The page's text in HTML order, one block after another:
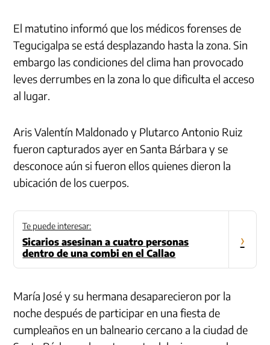
El matutino informó que los médicos forenses de
Tegucigalpa se está desplazando hasta la zona. Sin
embargo las condiciones del clima han provocado
leves derrumbes en la zona lo que dificulta el acceso
al lugar.
Aris Valentín Maldonado y Plutarco Antonio Ruiz
fueron capturados ayer en Santa Bárbara y se
desconoce aún si fueron ellos quienes dieron la
ubicación de los cuerpos.
Te puede interesar:
Sicarios asesinan a cuatro personas
dentro de una combi en el Callao
›
María José y su hermana desaparecieron por la
noche después de participar en una fiesta de
cumpleaños en un balneario cercano a la ciudad de